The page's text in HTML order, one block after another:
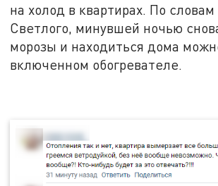
на холод в квартирах. По
Светлого, минувшей ночью
морозы и находиться дома
включенном обогревателе.